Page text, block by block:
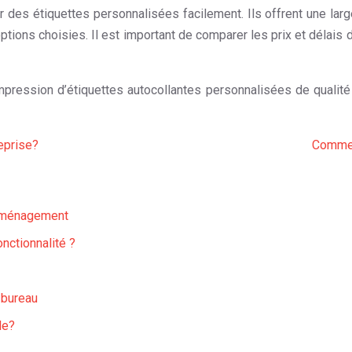
étiquettes personnalisées facilement. Ils offrent une
choisies. Il est important de comparer les prix et délais
d’étiquettes autocollantes personnalisées de
?